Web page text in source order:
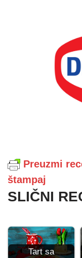
Preuzmi
štampaj
SLIČNI
Tart sa